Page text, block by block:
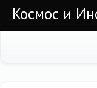
Космос и